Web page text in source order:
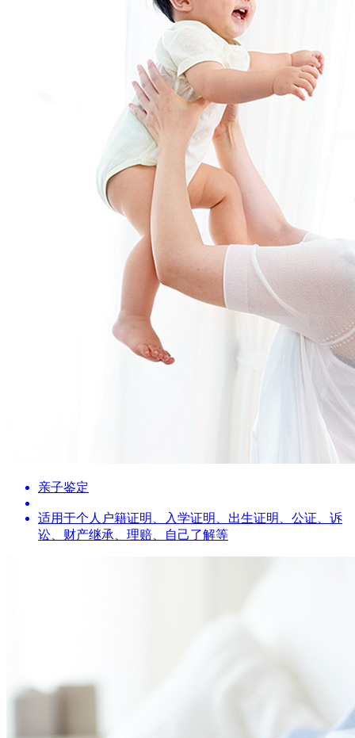
亲子鉴定
适用于个人户籍证明、入学证明、出生证明、公证、诉
讼、财产继承、理赔、自己了解等